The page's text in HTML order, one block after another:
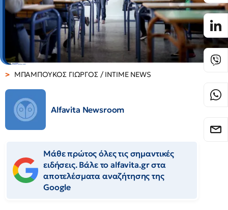
ΜΠΑΜΠΟΥΚΟΣ ΓΙΩΡΓΟΣ / INTIME NEWS
Alfavita Newsroom
Μάθε πρώτος όλες τις σημαντικές
ειδήσεις. Βάλε το alfavita.gr στα
αποτελέσματα αναζήτησης της
Google